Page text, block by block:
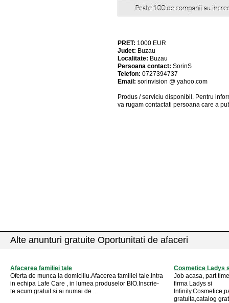
PRET: 1000 EUR
Judet: Buzau
Localitate: Buzau
Persoana contact: SorinS
Telefon: 0727394737
Email: sorinvision @ yahoo.com
Produs / serviciu disponibil . Pentru
va rugam contactati persoana care a
Alte anunturi gratuite Oportunitati de afaceri
Afacerea familiei tale
Oferta de munca la domiciliu.Afacerea familiei tale.Intra
in echipa Lafe Care , in lumea produselor BIO.Inscrie-
te acum gratuit si ai numai de ...
Cosmetice Ladys
Job acasa, part
firma Ladys si
gratuita,catalog